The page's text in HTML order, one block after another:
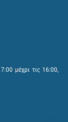
μέχρι τις 16:00,